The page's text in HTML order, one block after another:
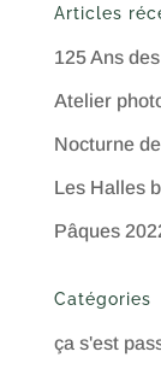
Articles
125 Ans
Atelier
Nocturne
Les Halles
Pâques
Catégories
ça s'est